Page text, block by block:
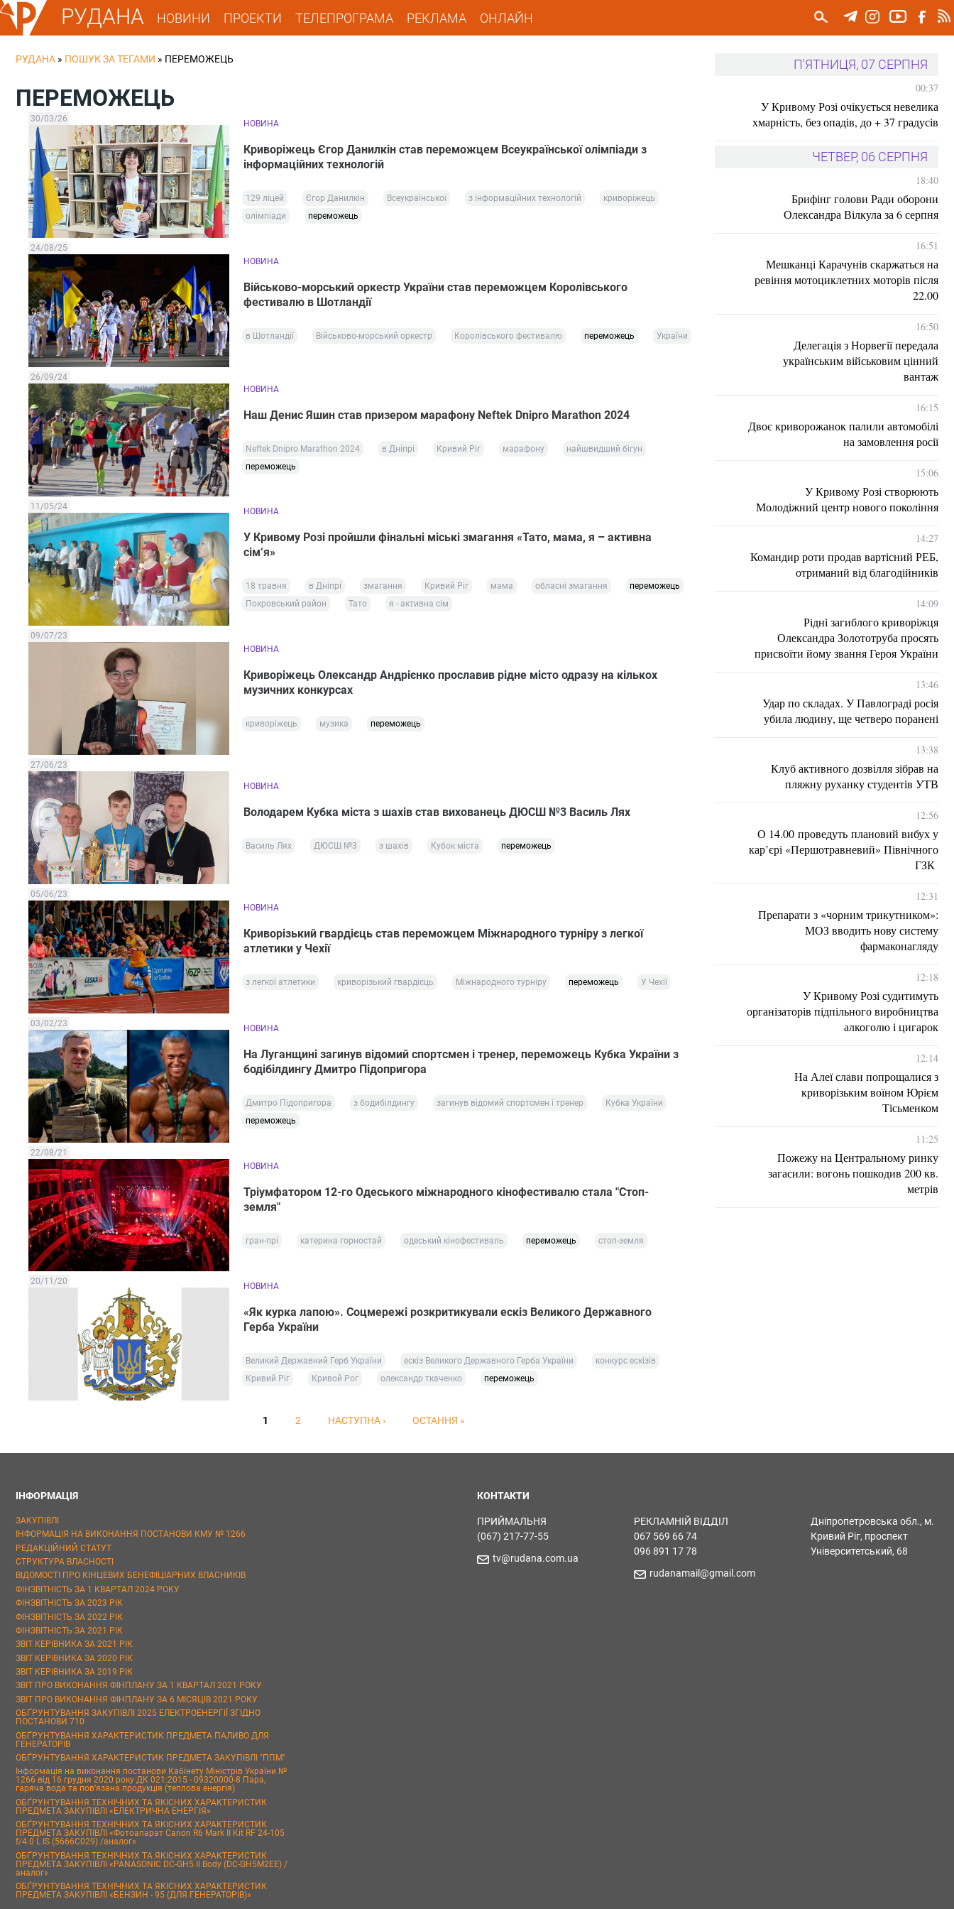
РУДАНА НОВИНИ ПРОЕКТИ ТЕЛЕПРОГРАМА РЕКЛАМА ОНЛАЙН
РУДАНА » ПОШУК ЗА ТЕГАМИ » ПЕРЕМОЖЕЦЬ
ПЕРЕМОЖЕЦЬ
30/03/26 НОВИНА
Криворіжець Єгор Данилкін став переможцем Всеукраїнської олімпіади з
інформаційних технологій
129 ліцей Єгор Данилкін Всеукраїнської з інформаційних технологій
криворіжець
олімпіади
переможець
24/08/25
НОВИНА
Військово-морський оркестр України став переможцем Королівського
фестивалю в Шотландії
в Шотландії Військово-морський оркестр Королівського фестивалю переможець України
26/09/24
НОВИНА
Наш Денис Яшин став призером марафону Neftek Dnipro Marathon 2024
Neftek Dnipro Marathon 2024 в Дніпрі Кривий Ріг марафону
найшвидший бігун
переможець
11/05/24 НОВИНА
У Кривому Розі пройшли фінальні міські змагання «Тато, мама, я – активна
сім‘я»
18 травня в Дніпрі змагання Кривий Ріг мама обласні змагання
переможець
Покровський район
Тато я - активна сім
09/07/23
НОВИНА
Криворіжець Олександр Андрієнко прославив рідне місто одразу на кількох
музичних конкурсах
криворіжець музика переможець
27/06/23
НОВИНА
Володарем Кубка міста з шахів став вихованець ДЮСШ №3 Василь Лях
Василь Лях ДЮСШ №3 з шахів Кубок міста переможець
05/06/23
НОВИНА
Криворізький гвардієць став переможцем Міжнародного турніру з легкої
атлетики у Чехії
з легкої атлетики криворізький гвардієць Міжнародного турніру переможець У Чехії
03/02/23 НОВИНА
На Луганщині загинув відомий спортсмен і тренер, переможець Кубка України з
бодібілдингу Дмитро Підопригора
Дмитро Підопригора з бодибілдингу загинув відомий спортсмен і тренер
Кубка України
переможець
22/08/21
НОВИНА
Тріумфатором 12-го Одеського міжнародного кінофестивалю стала "Стоп-
земля"
гран-прі катерина горностай одеський кінофестиваль переможець стоп-земля
20/11/20 НОВИНА
«Як курка лапою». Соцмережі розкритикували ескіз Великого Державного
Герба України
Великий Державний Герб України ескіз Великого Державного Герба України
конкурс ескізів
Кривий Ріг
Кривой Рог олександр ткаченко переможець
1 2 НАСТУПНА › ОСТАННЯ »
П'ЯТНИЦЯ, 07 СЕРПНЯ
00:37
У Кривому Розі очікується невелика
хмарність, без опадів, до + 37 градусів
ЧЕТВЕР, 06 СЕРПНЯ
18:40
Брифінг голови Ради оборони
Олександра Вілкула за 6 серпня
16:51
Мешканці Карачунів скаржаться на
ревіння мотоциклетних моторів після
22.00
16:50
Делегація з Норвегії передала
українським військовим цінний
вантаж
16:15
Двоє криворожанок палили автомобілі
на замовлення росії
15:06
У Кривому Розі створюють
Молодіжний центр нового покоління
14:27
Командир роти продав вартісний РЕБ,
отриманий від благодійників
14:09
Рідні загиблого криворіжця
Олександра Золототруба просять
присвоїти йому звання Героя України
13:46
Удар по складах. У Павлограді росія
убила людину, ще четверо поранені
13:38
Клуб активного дозвілля зібрав на
пляжну руханку студентів УТВ
12:56
О 14.00 проведуть плановий вибух у
кар’єрі «Першотравневий» Північного
ГЗК
12:31
Препарати з «чорним трикутником»:
МОЗ вводить нову систему
фармаконагляду
12:18
У Кривому Розі судитимуть
організаторів підпільного виробництва
алкоголю і цигарок
12:14
На Алеї слави попрощалися з
криворізьким воїном Юрієм
Тісьменком
11:25
Пожежу на Центральному ринку
загасили: вогонь пошкодив 200 кв.
метрів
ІНФОРМАЦІЯ
ЗАКУПІВЛІ
ІНФОРМАЦІЯ НА ВИКОНАННЯ ПОСТАНОВИ КМУ № 1266
РЕДАКЦІЙНИЙ СТАТУТ
СТРУКТУРА ВЛАСНОСТІ
ВІДОМОСТІ ПРО КІНЦЕВИХ БЕНЕФІЦІАРНИХ ВЛАСНИКІВ
ФІНЗВІТНІСТЬ ЗА 1 КВАРТАЛ 2024 РОКУ
ФІНЗВІТНІСТЬ ЗА 2023 РІК
ФІНЗВІТНІСТЬ ЗА 2022 РІК
ФІНЗВІТНІСТЬ ЗА 2021 РІК
ЗВІТ КЕРІВНИКА ЗА 2021 РІК
ЗВІТ КЕРІВНИКА ЗА 2020 РІК
ЗВІТ КЕРІВНИКА ЗА 2019 РІК
ЗВІТ ПРО ВИКОНАННЯ ФІНПЛАНУ ЗА 1 КВАРТАЛ 2021 РОКУ
ЗВІТ ПРО ВИКОНАННЯ ФІНПЛАНУ ЗА 6 МІСЯЦІВ 2021 РОКУ
ОБҐРУНТУВАННЯ ЗАКУПІВЛІ 2025 ЕЛЕКТРОЕНЕРГІЇ ЗГІДНО
ПОСТАНОВИ 710
ОБҐРУНТУВАННЯ ХАРАКТЕРИСТИК ПРЕДМЕТА ПАЛИВО ДЛЯ
ГЕНЕРАТОРІВ
ОБҐРУНТУВАННЯ ХАРАКТЕРИСТИК ПРЕДМЕТА ЗАКУПІВЛІ "ППМ"
Інформація на виконання постанови Кабінету Міністрів України №
1266 від 16 грудня 2020 року ДК 021:2015 - 09320000-8 Пара,
гаряча вода та пов’язана продукція (теплова енергія)
ОБҐРУНТУВАННЯ ТЕХНІЧНИХ ТА ЯКІСНИХ ХАРАКТЕРИСТИК
ПРЕДМЕТА ЗАКУПІВЛІ «ЕЛЕКТРИЧНА ЕНЕРГІЯ»
ОБҐРУНТУВАННЯ ТЕХНІЧНИХ ТА ЯКІСНИХ ХАРАКТЕРИСТИК
ПРЕДМЕТА ЗАКУПІВЛІ «Фотоапарат Canon R6 Mark II Kit RF 24-105
f/4.0 L IS (5666C029) /аналог»
ОБҐРУНТУВАННЯ ТЕХНІЧНИХ ТА ЯКІСНИХ ХАРАКТЕРИСТИК
ПРЕДМЕТА ЗАКУПІВЛІ «PANASONIC DC-GH5 II Body (DC-GH5M2EE) /
аналог»
ОБҐРУНТУВАННЯ ТЕХНІЧНИХ ТА ЯКІСНИХ ХАРАКТЕРИСТИК
ПРЕДМЕТА ЗАКУПІВЛІ «БЕНЗИН - 95 (ДЛЯ ГЕНЕРАТОРІВ)»
КОНТАКТИ
ПРИЙМАЛЬНЯ
(067) 217-77-55
tv@rudana.com.ua
РЕКЛАМНІЙ ВІДДІЛ
067 569 66 74
096 891 17 78
rudanamail@gmail.com
Дніпропетровська обл., м.
Кривий Ріг, проспект
Університетський, 68